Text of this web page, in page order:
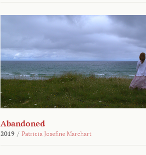
Abandoned
2019 / Patricia Josefine Marchart